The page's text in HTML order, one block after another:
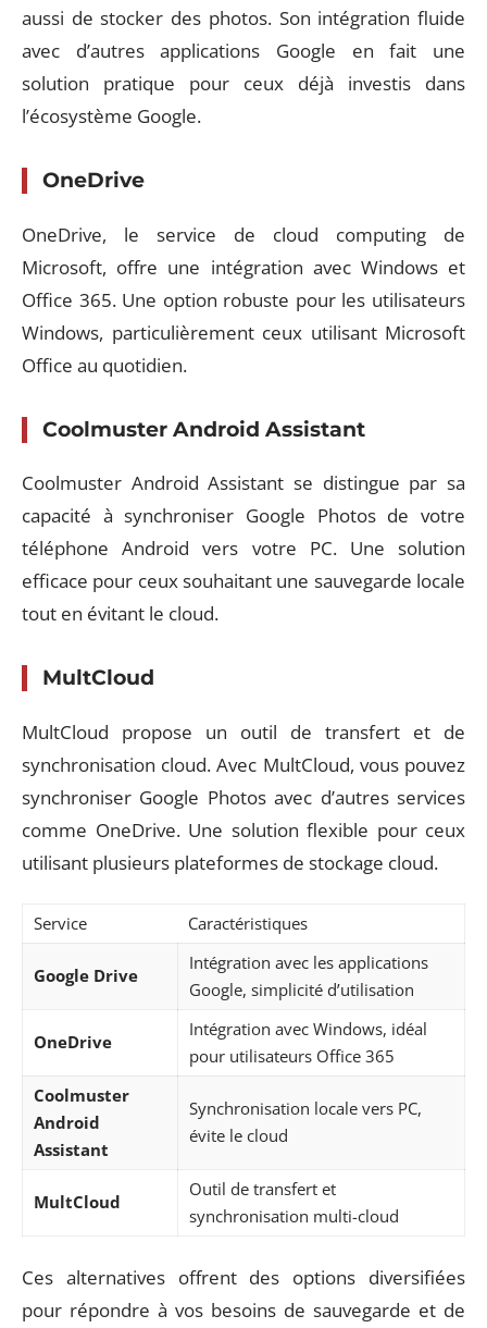
aussi de stocker des photos. Son intégration fluide
avec d’autres applications Google en fait une
solution pratique pour ceux déjà investis dans
l’écosystème Google.
OneDrive
OneDrive, le service de cloud computing de
Microsoft, offre une intégration avec Windows et
Office 365. Une option robuste pour les utilisateurs
Windows, particulièrement ceux utilisant Microsoft
Office au quotidien.
Coolmuster Android Assistant
Coolmuster Android Assistant se distingue par sa
capacité à synchroniser Google Photos de votre
téléphone Android vers votre PC. Une solution
efficace pour ceux souhaitant une sauvegarde locale
tout en évitant le cloud.
MultCloud
MultCloud propose un outil de transfert et de
synchronisation cloud. Avec MultCloud, vous pouvez
synchroniser Google Photos avec d’autres services
comme OneDrive. Une solution flexible pour ceux
utilisant plusieurs plateformes de stockage cloud.
Service Caractéristiques
Google Drive
Intégration avec les applications
Google, simplicité d’utilisation
OneDrive
Intégration avec Windows, idéal
pour utilisateurs Office 365
Coolmuster
Android
Assistant
Synchronisation locale vers PC,
évite le cloud
MultCloud
Outil de transfert et
synchronisation multi-cloud
Ces alternatives offrent des options diversifiées
pour répondre à vos besoins de sauvegarde et de